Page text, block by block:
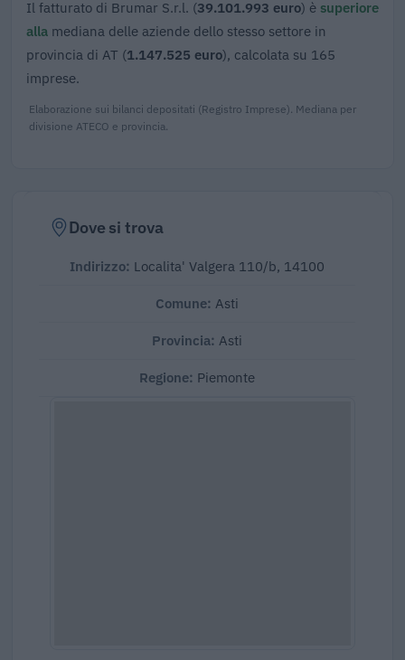
Il fatturato di Brumar S.r.l. (39.101.993 euro) è superiore
alla mediana delle aziende dello stesso settore in
provincia di AT (1.147.525 euro), calcolata su 165
imprese.
Elaborazione sui bilanci depositati (Registro Imprese). Mediana per
divisione ATECO e provincia.
Dove si trova
Indirizzo: Localita' Valgera 110/b, 14100
Comune: Asti
Provincia: Asti
Regione: Piemonte